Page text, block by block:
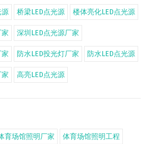
源 桥梁LED点光源 楼体亮化LED点光源
深圳LED点光源厂家
防水LED投光灯厂家 防水LED点光源
高亮LED点光源
育场馆照明厂家 体育场馆照明工程